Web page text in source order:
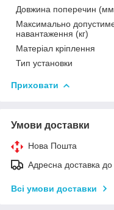
Довжина поперечин
Максимально
навантаження (кг)
Матеріал кріплення
Тип установки
Приховати
Умови доставки
Нова Пошта
Адресна доставка до
Всі умови доставки